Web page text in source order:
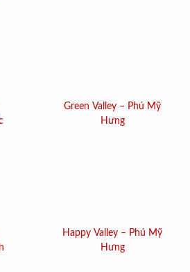
Green Valley – Phú Mỹ
Hưng
Happy Valley – Phú Mỹ
Hưng